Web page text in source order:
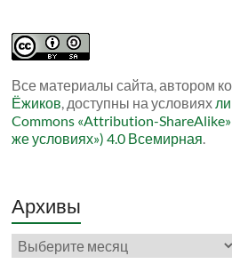
Все материалы сайта, автором
Ёжиков, доступны на условиях
Commons «Attribution-
же условиях») 4.0 Всемирная.
Архивы
Архивы